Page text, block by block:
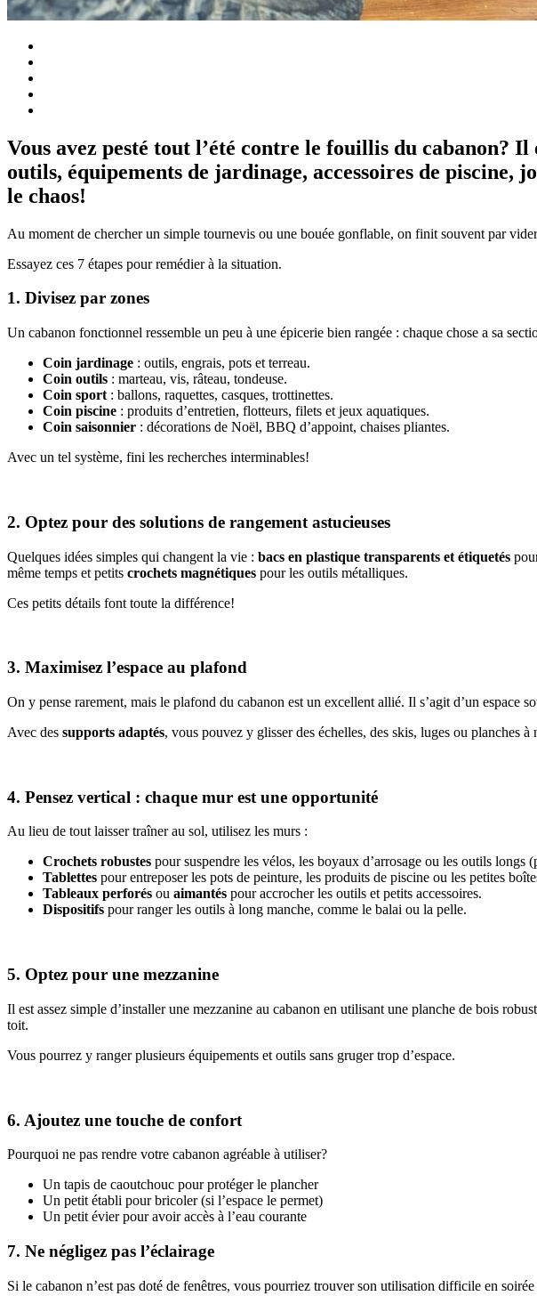
Vous avez pesté tout l’été contre le fouillis du cabanon?
outils, équipements de jardinage, accessoires de piscine,
le chaos!
Au moment de chercher un simple tournevis ou une bouée gonflable, on finit souvent par
Essayez ces 7 étapes pour remédier à la situation.
1. Divisez par zones
Un cabanon fonctionnel ressemble un peu à une épicerie bien rangée : chaque chose a sa
Coin jardinage : outils, engrais, pots et terreau.
Coin outils : marteau, vis, râteau, tondeuse.
Coin sport : ballons, raquettes, casques, trottinettes.
Coin piscine : produits d’entretien, flotteurs, filets et jeux aquatiques.
Coin saisonnier : décorations de Noël, BBQ d’appoint, chaises pliantes.
Avec un tel système, fini les recherches interminables!
2. Optez pour des solutions de rangement astucieuses
Quelques idées simples qui changent la vie : bacs en plastique transparents et étiquetés
même temps et petits crochets magnétiques pour les outils métalliques.
Ces petits détails font toute la différence!
3. Maximisez l’espace au plafond
On y pense rarement, mais le plafond du cabanon est un excellent allié. Il s’agit d’un espace
Avec des supports adaptés, vous pouvez y glisser des échelles, des skis, luges ou planches
4. Pensez vertical : chaque mur est une opportunité
Au lieu de tout laisser traîner au sol, utilisez les murs :
Crochets robustes pour suspendre les vélos, les boyaux d’arrosage ou les outils longs
Tablettes pour entreposer les pots de peinture, les produits de piscine ou les petites
Tableaux perforés ou aimantés pour accrocher les outils et petits accessoires.
Dispositifs pour ranger les outils à long manche, comme le balai ou la pelle.
5. Optez pour une mezzanine
Il est assez simple d’installer une mezzanine au cabanon en utilisant une planche de bois
toit.
Vous pourrez y ranger plusieurs équipements et outils sans gruger trop d’espace.
6. Ajoutez une touche de confort
Pourquoi ne pas rendre votre cabanon agréable à utiliser?
Un tapis de caoutchouc pour protéger le plancher
Un petit établi pour bricoler (si l’espace le permet)
Un petit évier pour avoir accès à l’eau courante
7. Ne négligez pas l’éclairage
Si le cabanon n’est pas doté de fenêtres, vous pourriez trouver son utilisation difficile en soirée